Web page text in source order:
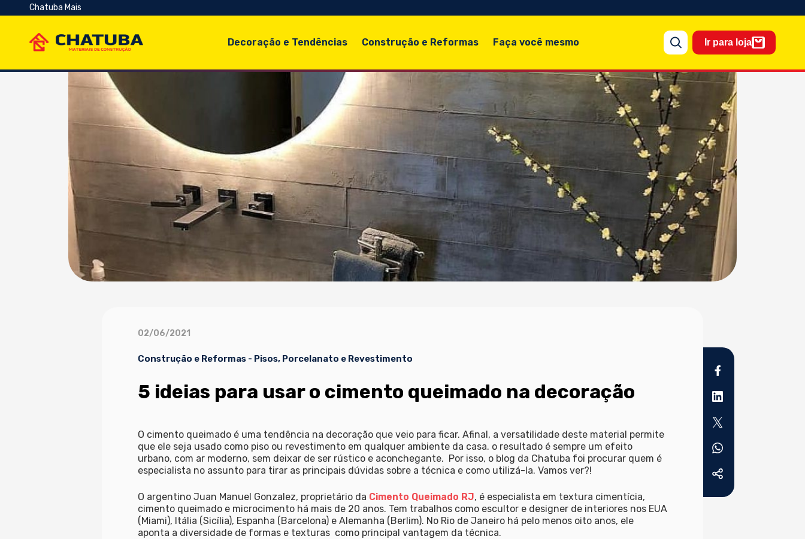
Chatuba Mais
Decoração e Tendências Construção e Reformas Faça você mesmo Ir para loja
02/06/2021
Construção e Reformas- Pisos, Porcelanato e Revestimento
5 ideias para usar o cimento queimado na decoração
O cimento queimado é uma tendência na decoração que veio para ficar. Afinal, a versatilidade deste material permite
que ele seja usado como piso ou revestimento em qualquer ambiente da casa. o resultado é sempre um efeito
urbano, com ar moderno, sem deixar de ser rústico e aconchegante. Por isso, o blog da Chatuba foi procurar quem é
especialista no assunto para tirar as principais dúvidas sobre a técnica e como utilizá-la. Vamos ver?!
O argentino Juan Manuel Gonzalez, proprietário da Cimento Queimado RJ, é especialista em textura cimentícia,
cimento queimado e microcimento há mais de 20 anos. Tem trabalhos como escultor e designer de interiores nos EUA
(Miami), Itália (Sicília), Espanha (Barcelona) e Alemanha (Berlim). No Rio de Janeiro há pelo menos oito anos, ele
aponta a diversidade de formas e texturas como principal vantagem da técnica.